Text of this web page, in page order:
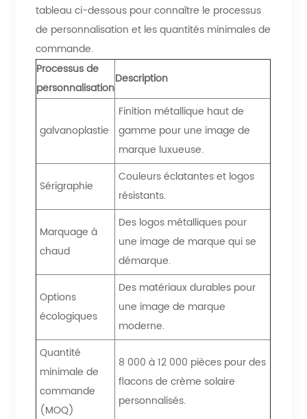
tableau ci-dessous pour connaître le processus
de personnalisation et les quantités minimales de
commande.
Processus de
personnalisation
Description
galvanoplastie
Finition métallique haut de
gamme pour une image de
marque luxueuse.
Sérigraphie
Couleurs éclatantes et logos
résistants.
Marquage à
chaud
Des logos métalliques pour
une image de marque qui se
démarque.
Options
écologiques
Des matériaux durables pour
une image de marque
moderne.
Quantité
minimale de
commande
(MOQ)
8 000 à 12 000 pièces pour des
flacons de crème solaire
personnalisés.